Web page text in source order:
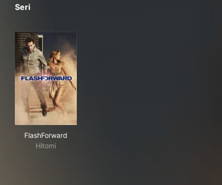
Seri
FlashForward
Hitomi